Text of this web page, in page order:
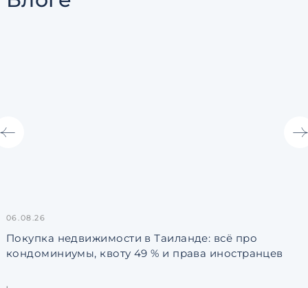
06.08.26
Покупка недвижимости в Таиланде: всё про
кондоминиумы, квоту 49 % и права иностранцев